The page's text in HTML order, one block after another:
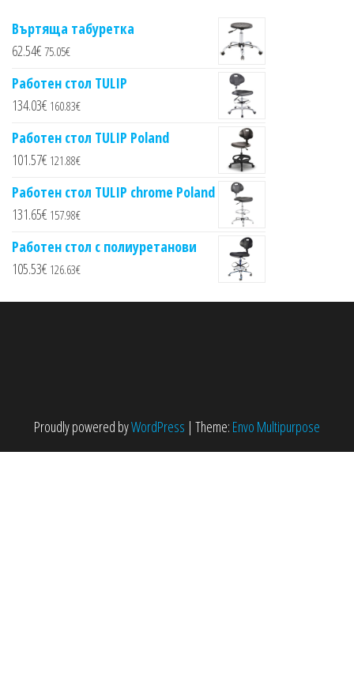
Въртяща табуретка
62.54€ 75.05€
Работен стол TULIP
134.03€ 160.83€
Работен стол TULIP Poland
101.57€ 121.88€
Работен стол TULIP chrome Poland
131.65€ 157.98€
Работен стол с полиуретанови
105.53€ 126.63€
Proudly powered byWordPress | Theme: Envo Multipurpose